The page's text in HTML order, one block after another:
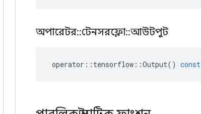
অপারেটর::টেনসরফ্লো::আউটপুট
operator :: tensorflow ::Output() const